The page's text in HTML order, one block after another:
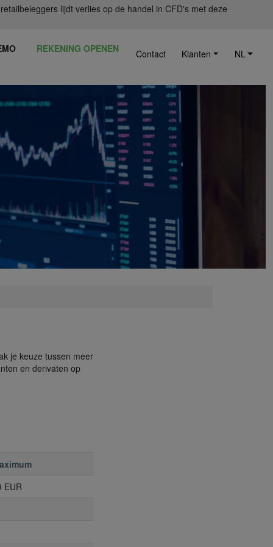
lijdt verlies op de handel in CFD's met deze
REKENING OPENEN Contact Klanten NL
je keuze tussen meer
en derivaten op
EUR